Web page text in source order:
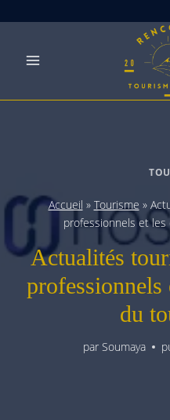
Accueil » Tourisme »
professionnels et
Actualités
professionnels
du
par Soumaya